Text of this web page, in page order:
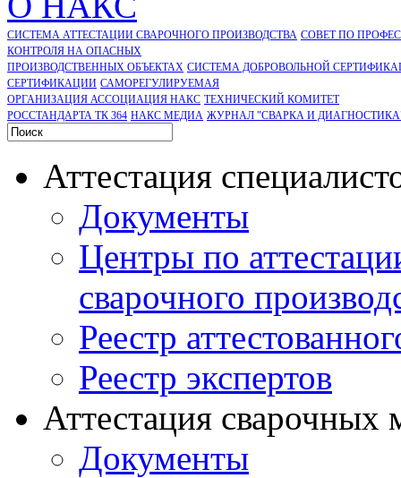
СИСТЕМА АТТЕСТАЦИИ СВАРОЧНОГО ПРОИЗВОДСТВА СОВЕТ ПО
КОНТРОЛЯ НА ОПАСНЫХ
ПРОИЗВОДСТВЕННЫХ ОБЪЕКТАХ СИСТЕМА ДОБРОВОЛЬНОЙ
CЕРТИФИКАЦИИ САМОРЕГУЛИРУЕМАЯ
ОРГАНИЗАЦИЯ АССОЦИАЦИЯ НАКС ТЕХНИЧЕСКИЙ КОМИТЕТ
РОССТАНДАРТА ТК 364 НАКС МЕДИА ЖУРНАЛ "СВАРКА И
Аттестация
Документы
Центры по
сварочного
Реестр
Реестр экспертов
Аттестация сварочных
Документы